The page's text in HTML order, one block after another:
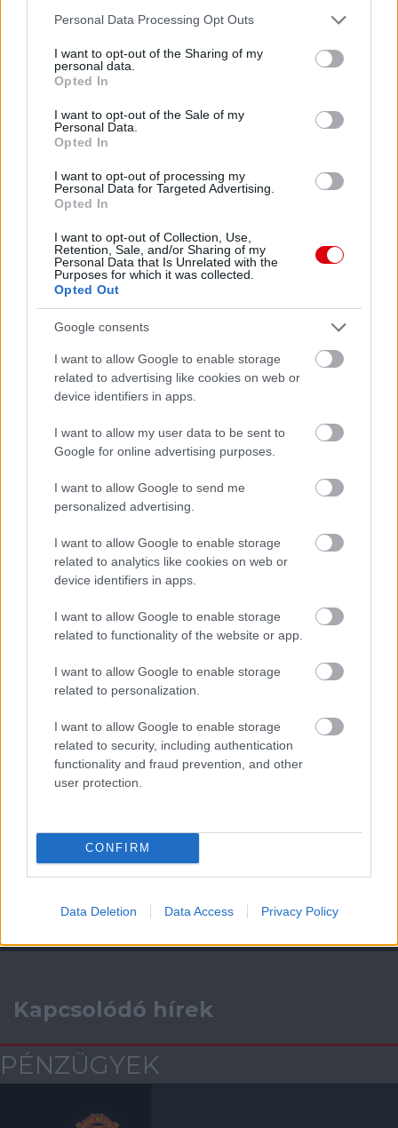
Please note that this website/app uses one or more Google
not limited to your visit or usage behaviour. You may click to
grant or deny consent to Google and its third-party tags to
use your data for below specified purposes in below Google
consent section.
Personal Data Processing Opt Outs
I want to opt-out of the Sharing of my
personal data.
Opted In
I want to opt-out of the Sale of my
Personal Data.
Opted In
I want to opt-out of processing my
Personal Data for Targeted Advertising.
Opted In
I want to opt-out of Collection, Use,
Retention, Sale, and/or Sharing of my
Personal Data that Is Unrelated with the
Purposes for which it was collected.
Opted Out
Google consents
I want to allow Google to enable storage
related to advertising like cookies on web or
device identifiers in apps.
I want to allow my user data to be sent to
Google for online advertising purposes.
I want to allow Google to send me
personalized advertising.
I want to allow Google to enable storage
related to analytics like cookies on web or
device identifiers in apps.
I want to allow Google to enable storage
related to functionality of the website or app.
I want to allow Google to enable storage
related to personalization.
I want to allow Google to enable storage
related to security, including authentication
functionality and fraud prevention, and other
user protection.
CONFIRM
Data Deletion Data Access Privacy Policy
Meccs Center
Manchester United
Nya Ullevi, Göteborg
2026-08-08 17:00
AC MilanvsManchester United2026-08-15 18:00
ELŐZŐ MÉRKŐZÉSEK
Támogatás
Támogasd adományoddal
Kapcsolódó hírek
PÉNZÜGYEK